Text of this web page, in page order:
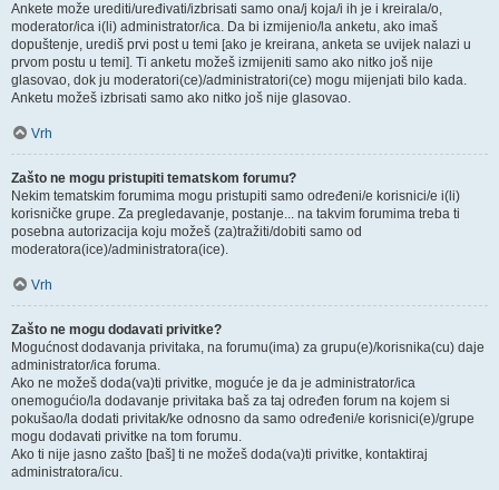
Ankete može urediti/uređivati/izbrisati samo ona/j koja/i ih je i kreirala/o,
moderator/ica i(li) administrator/ica. Da bi izmijenio/la anketu, ako imaš
dopuštenje, urediš prvi post u temi [ako je kreirana, anketa se uvijek nalazi u
prvom postu u temi]. Ti anketu možeš izmijeniti samo ako nitko još nije
glasovao, dok ju moderatori(ce)/administratori(ce) mogu mijenjati bilo kada.
Anketu možeš izbrisati samo ako nitko još nije glasovao.
Vrh
Zašto ne mogu pristupiti tematskom forumu?
Nekim tematskim forumima mogu pristupiti samo određeni/e korisnici/e i(li)
korisničke grupe. Za pregledavanje, postanje... na takvim forumima treba ti
posebna autorizacija koju možeš (za)tražiti/dobiti samo od
moderatora(ice)/administratora(ice).
Vrh
Zašto ne mogu dodavati privitke?
Mogućnost dodavanja privitaka, na forumu(ima) za grupu(e)/korisnika(cu) daje
administrator/ica foruma.
Ako ne možeš doda(va)ti privitke, moguće je da je administrator/ica
onemogućio/la dodavanje privitaka baš za taj određen forum na kojem si
pokušao/la dodati privitak/ke odnosno da samo određeni/e korisnici(e)/grupe
mogu dodavati privitke na tom forumu.
Ako ti nije jasno zašto [baš] ti ne možeš doda(va)ti privitke, kontaktiraj
administratora/icu.